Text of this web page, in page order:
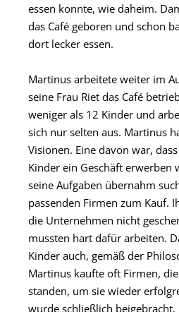
essen konnte, wie daheim.
das Café geboren und schon
dort lecker essen.
Martinus arbeitete weiter im
seine Frau Riet das Café
weniger als 12 Kinder und
sich nur selten aus. Martinus
Visionen. Eine davon war,
Kinder ein Geschäft erwerben
seine Aufgaben übernahm
passenden Firmen zum Kauf.
die Unternehmen nicht
mussten hart dafür arbeiten.
Kinder auch, gemäß der
Martinus kaufte oft Firmen,
standen, um sie wieder
wurde schließlich beigebracht,